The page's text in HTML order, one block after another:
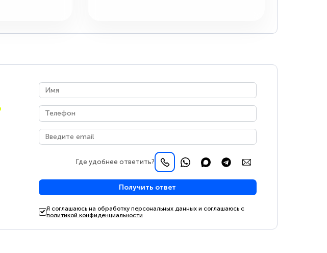
Где удобнее ответить?
Получить ответ
Я соглашаюсь на обработку персональных данных и соглашаюсь с
политикой конфиденциальности